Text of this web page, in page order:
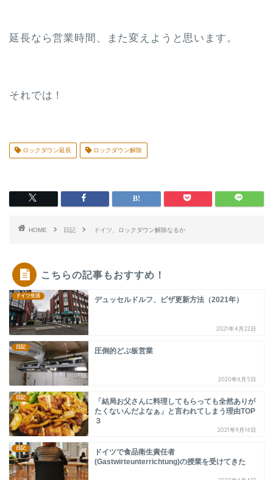
延長なら営業時間、また変えようと思います。
それでは！
ロックダウン延長 ロックダウン解除
HOME 日記 ドイツ、ロックダウン解除なるか
こちらの記事もおすすめ！
ドイツ生活 デュッセルドルフ、ビザ更新方法（2021年）
2021年4月22日
日記 圧倒的どぶ板営業
2020年6月5日
日記
「結局お父さんに料理してもらっても全然ありが
たくないんだよなぁ」と言われてしまう理由TOP
３
2021年9月16日
日記
ドイツで食品衛生責任者
(Gastwirteunterrichtung)の授業を受けてきた